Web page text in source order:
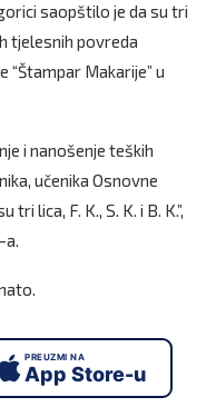
saopštilo je da su tri
tjelesnih povreda
Makarije” u
i nanošenje teških
učenika Osnovne
lica, F. K., S. K. i B. K.”,
a.
PREUZMI NA
App Store-u